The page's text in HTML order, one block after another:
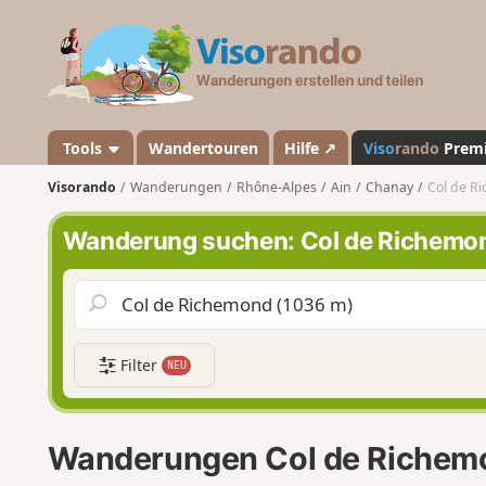
a
n
d
o
Tools Wandertouren Hilfe ↗ Visorando
Visorando Wanderungen Rhône-Alpes Ain Chanay Col de
Wanderung suchen: Col de
Filter NEU
Wanderungen Col de